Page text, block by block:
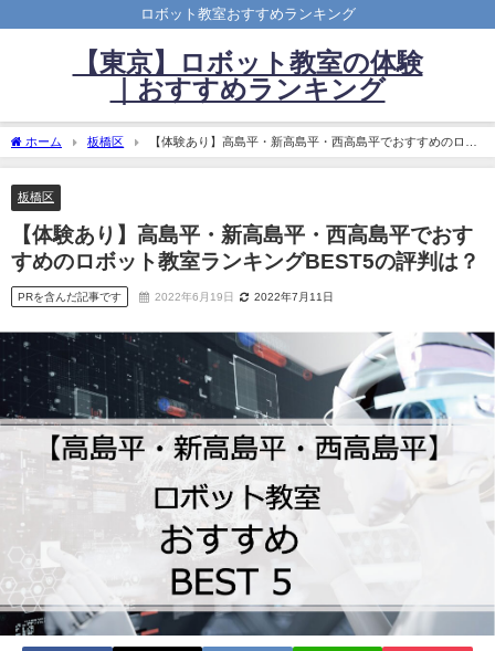
ロボット教室おすすめランキング
【東京】ロボット教室の体験
｜おすすめランキング
ホーム 板橋区
【体験あり】高島平・新高島平・西高島平でおすすめのロボ
ット教室ランキングBEST5の評判は？
板橋区
【体験あり】高島平・新高島平・西高島平でおす
すめのロボット教室ランキングBEST5の評判は？
PRを含んだ記事です 2022年6月19日 2022年7月11日